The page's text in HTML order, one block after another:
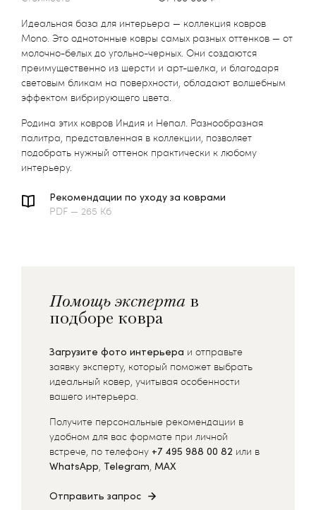
Идеальная база для интерьера — коллекция ковров
Mono. Это однотонные ковры самых разных оттенков — от
молочно-белых до угольно-черных. Они создаются
преимущественно из шерсти и арт-шелка, и благодаря
световым бликам на поверхности, обладают волшебным
эффектом вибрирующего цвета.
Родина этих ковров Индия и Непал. Разнообразная
палитра, представленная в коллекции, позволяет
подобрать нужный оттенок практически к любому
интерьеру.
Рекомендации по уходу за коврами
PDF — 265 Кб
Помощь эксперта в
подборе ковра
Загрузите фото интерьера и отправьте
заявку эксперту, который поможет выбрать
идеальный ковер, учитывая особенности
вашего интерьера.
Получите персональные рекомендации в
удобном для вас формате при личной
встрече, по телефону +7 495 988 00 82 или в
WhatsApp, Telegram, MAX
Отправить запрос